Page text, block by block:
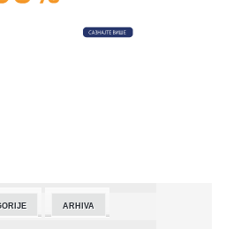
kuće u Šimanovcima: U sobi
temelje digitalnog suvereniteta i
ARHIVA